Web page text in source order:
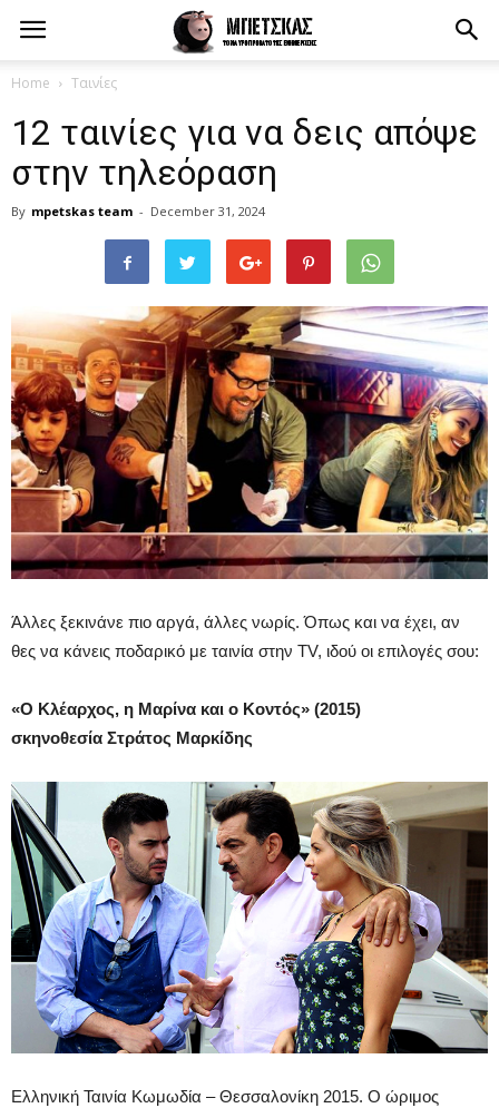
Home Ταινίες
12 ταινίες για να δεις απόψε
στην τηλεόραση
By mpetskas team - December 31, 2024
Άλλες ξεκινάνε πιο αργά, άλλες νωρίς. Όπως και να έχει, αν
θες να κάνεις ποδαρικό με ταινία στην TV, ιδού οι επιλογές σου:
«Ο Κλέαρχος, η Μαρίνα και ο Κοντός» (2015)
σκηνοθεσία Στράτος Μαρκίδης
Ελληνική Ταινία Κωμωδία – Θεσσαλονίκη 2015. Ο ώριμος